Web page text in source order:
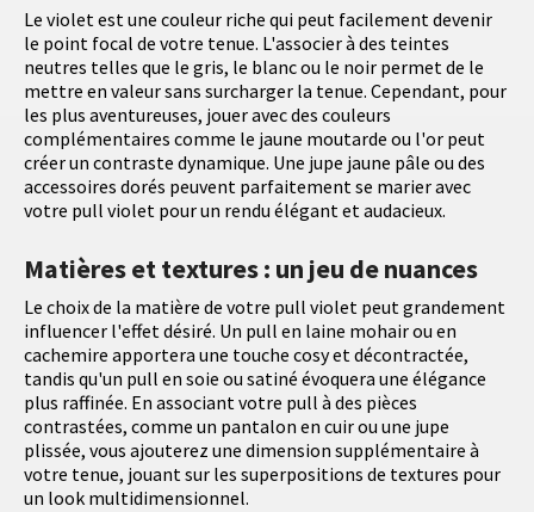
Le violet est une couleur riche qui peut facilement devenir
le point focal de votre tenue. L'associer à des teintes
neutres telles que le gris, le blanc ou le noir permet de le
mettre en valeur sans surcharger la tenue. Cependant, pour
les plus aventureuses, jouer avec des couleurs
complémentaires comme le jaune moutarde ou l'or peut
créer un contraste dynamique. Une jupe jaune pâle ou des
accessoires dorés peuvent parfaitement se marier avec
votre pull violet pour un rendu élégant et audacieux.
Matières et textures : un jeu de nuances
Le choix de la matière de votre pull violet peut grandement
influencer l'effet désiré. Un pull en laine mohair ou en
cachemire apportera une touche cosy et décontractée,
tandis qu'un pull en soie ou satiné évoquera une élégance
plus raffinée. En associant votre pull à des pièces
contrastées, comme un pantalon en cuir ou une jupe
plissée, vous ajouterez une dimension supplémentaire à
votre tenue, jouant sur les superpositions de textures pour
un look multidimensionnel.